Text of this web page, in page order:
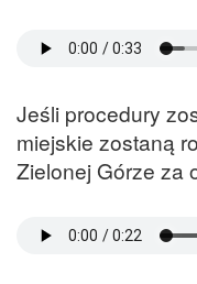
Jeśli procedury
miejskie zostaną
Zielonej Górze za